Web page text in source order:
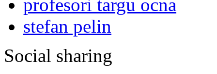
profesori targu ocna
stefan pelin
Social sharing